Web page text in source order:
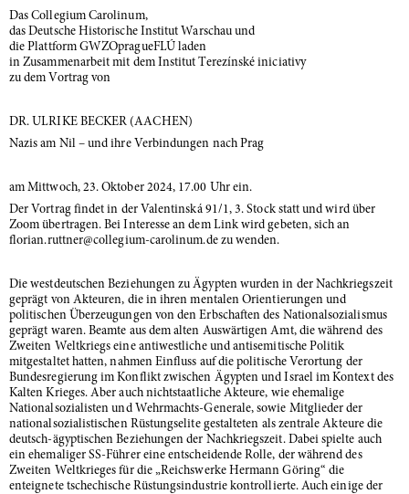
Das Collegium Carolinum,
das Deutsche Historische Institut Warschau und
die Plattform GWZOpragueFLÚ laden
in Zusammenarbeit mit dem Institut Terezínské iniciativy
zu dem Vortrag von
DR. ULRIKE BECKER (AACHEN)
Nazis am Nil – und ihre Verbindungen nach Prag
am Mittwoch, 23. Oktober 2024, 17.00 Uhr ein.
Der Vortrag findet in der Valentinská 91/1, 3. Stock statt und wird über
Zoom übertragen. Bei Interesse an dem Link wird gebeten, sich an
florian.ruttner@collegium-carolinum.de zu wenden.
Die westdeutschen Beziehungen zu Ägypten wurden in der Nachkriegszeit
geprägt von Akteuren, die in ihren mentalen Orientierungen und
politischen Überzeugungen von den Erbschaften des Nationalsozialismus
geprägt waren. Beamte aus dem alten Auswärtigen Amt, die während des
Zweiten Weltkriegs eine antiwestliche und antisemitische Politik
mitgestaltet hatten, nahmen Einfluss auf die politische Verortung der
Bundesregierung im Konflikt zwischen Ägypten und Israel im Kontext des
Kalten Krieges. Aber auch nichtstaatliche Akteure, wie ehemalige
Nationalsozialisten und Wehrmachts-Generale, sowie Mitglieder der
nationalsozialistischen Rüstungselite gestalteten als zentrale Akteure die
deutsch-ägyptischen Beziehungen der Nachkriegszeit. Dabei spielte auch
ein ehemaliger SS-Führer eine entscheidende Rolle, der während des
Zweiten Weltkrieges für die „Reichswerke Hermann Göring“ die
enteignete tschechische Rüstungsindustrie kontrollierte. Auch einige der